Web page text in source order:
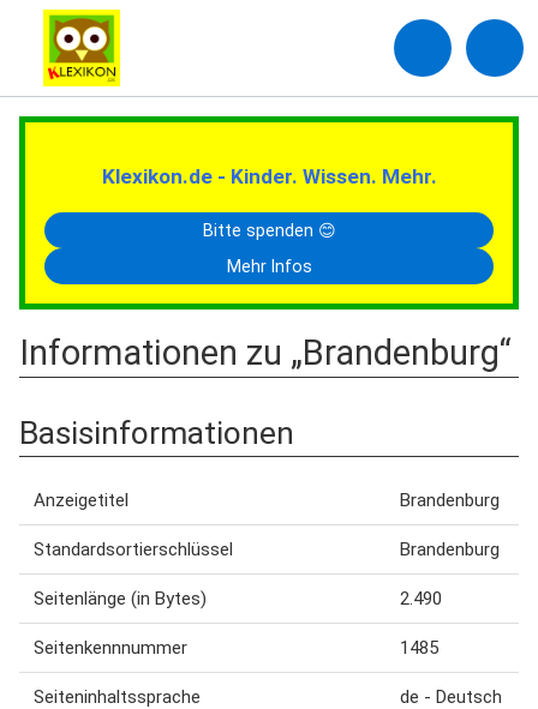
Klexikon.de - Kinder. Wissen. Mehr.
Bitte spenden 😊
Mehr Infos
Informationen zu „Brandenburg“
Basisinformationen
Anzeigetitel Brandenburg
Standardsortierschlüssel Brandenburg
Seitenlänge (in Bytes) 2.490
Seitenkennnummer 1485
Seiteninhaltssprache de - Deutsch